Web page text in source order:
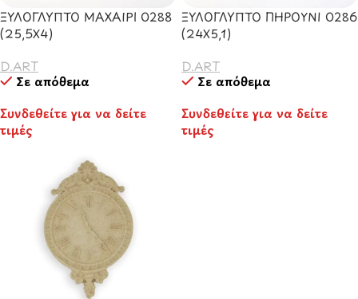
ΞΥΛΟΓΛΥΠΤΟ ΜΑΧΑΙΡΙ 0288
(25,5Χ4)
D.ART
Σε απόθεμα
Συνδεθείτε για να δείτε
τιμές
ΞΥΛΟΓΛΥΠΤΟ ΠΗΡΟΥΝΙ 0286
(24Χ5,1)
D.ART
Σε απόθεμα
Συνδεθείτε για να δείτε
τιμές